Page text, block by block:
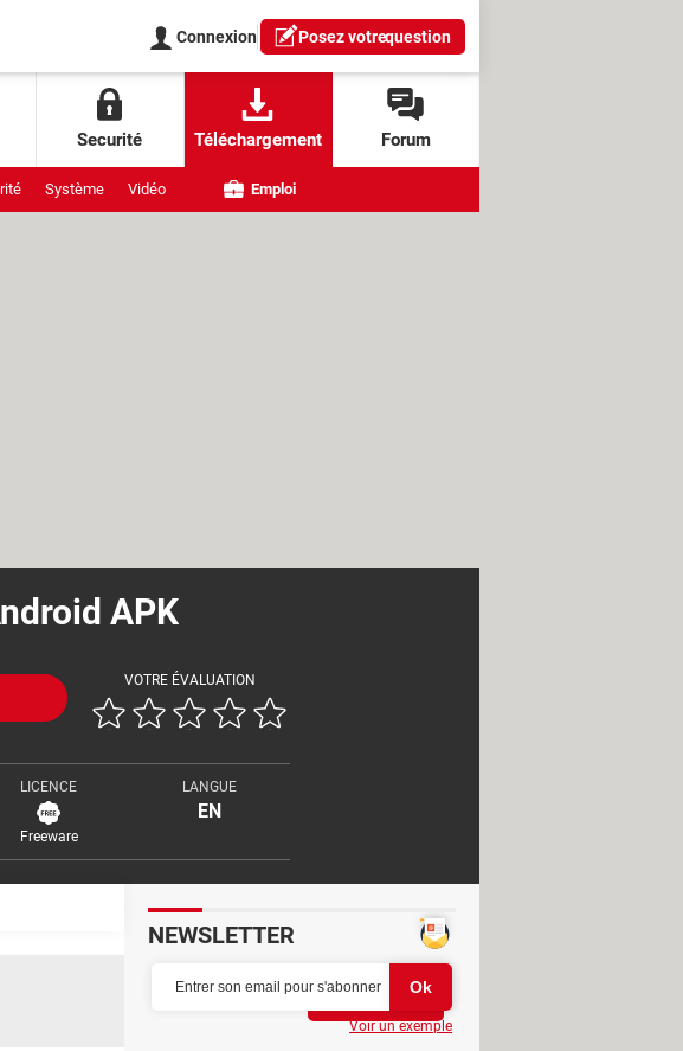
Connexion Posez votrequestion
Securité Téléchargement Forum
Système Vidéo Emploi
APK
VOTRE ÉVALUATION
LICENCE
Freeware
LANGUE
EN
NEWSLETTER
Voir un exemple